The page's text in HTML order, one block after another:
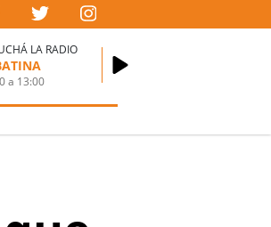
LA RADIO
a 13:00